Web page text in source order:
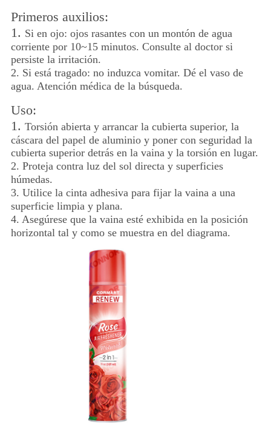
Primeros auxilios:
1. Si en ojo: ojos rasantes con un montón de agua
corriente por 10~15 minutos. Consulte al doctor si
persiste la irritación.
2. Si está tragado: no induzca vomitar. Dé el vaso de
agua. Atención médica de la búsqueda.
Uso:
1. Torsión abierta y arrancar la cubierta superior, la
cáscara del papel de aluminio y poner con seguridad la
cubierta superior detrás en la vaina y la torsión en lugar.
2. Proteja contra luz del sol directa y superficies
húmedas.
3. Utilice la cinta adhesiva para fijar la vaina a una
superficie limpia y plana.
4. Asegúrese que la vaina esté exhibida en la posición
horizontal tal y como se muestra en del diagrama.